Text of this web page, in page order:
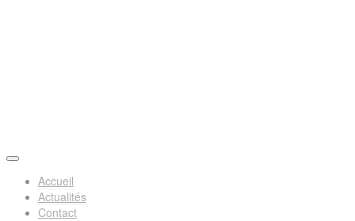
Accueil
Actualités
Contact